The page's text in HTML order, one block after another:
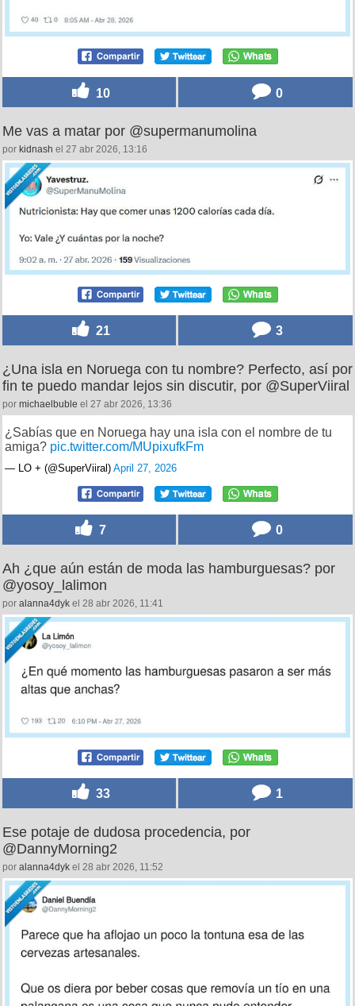
10 0
Me vas a matar por @supermanumolina
por kidnash el 27 abr 2026, 13:16
21 3
¿Una isla en Noruega con tu nombre? Perfecto, así por
fin te puedo mandar lejos sin discutir, por @SuperViiral
por michaelbuble el 27 abr 2026, 13:36
¿Sabías que en Noruega hay una isla con el nombre de tu
amiga? pic.twitter.com/MUpixufkFm
— LO + (@SuperViiral) April 27, 2026
7 0
Ah ¿que aún están de moda las hamburguesas? por
@yosoy_lalimon
por alanna4dyk el 28 abr 2026, 11:41
33 1
Ese potaje de dudosa procedencia, por
@DannyMorning2
por alanna4dyk el 28 abr 2026, 11:52